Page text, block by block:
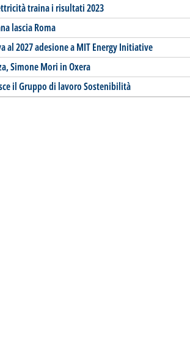
traina i risultati 2023
lascia Roma
al 2027 adesione a MIT Energy Initiative
Simone Mori in Oxera
il Gruppo di lavoro Sostenibilità